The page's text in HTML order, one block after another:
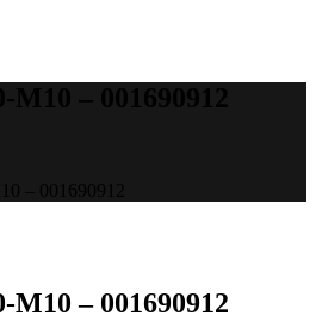
– 001690912